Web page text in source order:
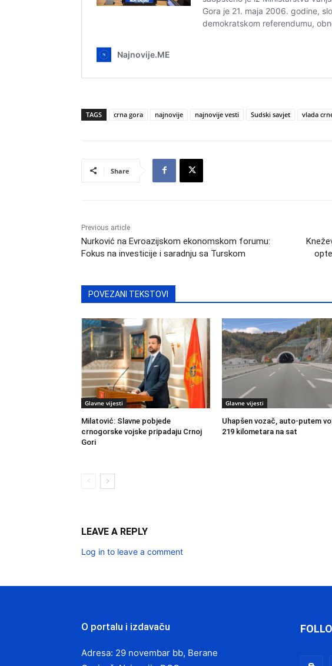
TAGS crna gora najnovije najnovije vesti Sudski savjet vlada
Share
Previous article
Nurković na Evroazijskom ekonomskom forumu:
Fokus na investicije i saradnju sa Turskom
POVEZANI TEKSTOVI
Glavne vijesti
Milatović: Slavne pobjede
crnogorske vojske pripadaju Crnoj
Gori
Glavne vijesti
Uhapšen vozač, auto-putem
219 kilometara na sat
LEAVE A REPLY
Log in to leave a comment
O portalu i izdavaču
Adresa: 29 novembar bb, Berane